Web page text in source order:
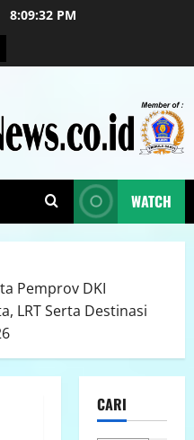
8:09:34 PM
WATCH
Pemprov DKI
LRT Serta Destinasi
CARI